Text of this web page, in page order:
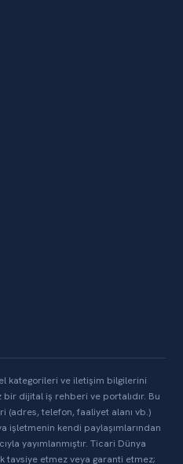
kategorileri ve iletişim bilgilerini
bir dijital iş rehberi ve portalıdır. Bu
(adres, telefon, faaliyet alanı vb.)
işletmenin kendi paylaşımlarından
yayımlanmıştır. Ticari Dünya
tavsiye etmez veya garanti etmez;